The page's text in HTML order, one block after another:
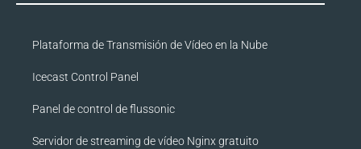
Plataforma de Transmisión de Vídeo en la Nube
Icecast Control Panel
Panel de control de flussonic
Servidor de streaming de vídeo Nginx gratuito